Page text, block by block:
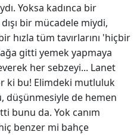
Yoksa kadınca bir
bir mücadele miydi,
hızla tüm tavırlarını 'hiçbir
gitti yemek yapmaya
her sebzeyi... Lanet
ki bu! Elimdeki mutluluk
düşünmesiyle de hemen
bunu da. Yok canım
benzer mi bahçe